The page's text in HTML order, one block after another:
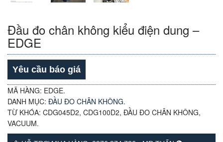
Đầu đo chân không kiểu điện dung –
EDGE
Yêu cầu báo giá
MÃ HÀNG: EDGE.
DANH MỤC: ĐẦU ĐO CHÂN KHÔNG.
TỪ KHÓA: CDG045D2, CDG100D2, ĐẦU ĐO CHÂN KHÔNG,
VACUUM.